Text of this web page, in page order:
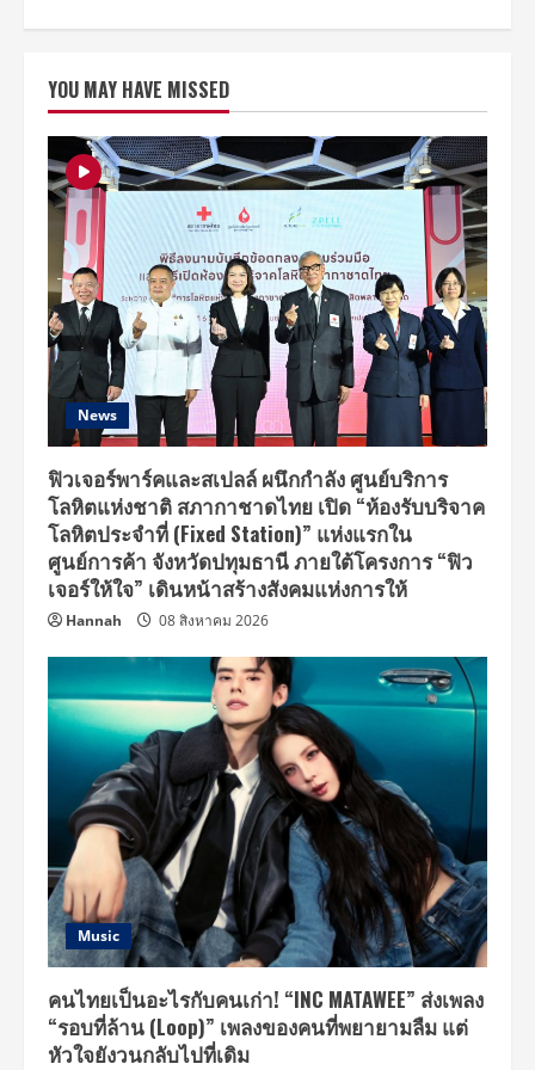
ชั่น
“ฟี
มอน
มอน
ส
เตอร์
ยอด
คุณ
หมอ”
สื่อ
การ
เรียน
รู้
สุขภาพ
ใน
เครือ
รพ.พญาไท–
เปาโล
คว้า
รางวัล
สุด
ยอด
Learning
เพื่อ
ปฐมวัย
และ
การ
ศึกษา
ขั้น
พื้น
YOU MAY HAVE MISSED
News
ฟิวเจอร์พาร์คและสเปลล์ ผนึกกำลัง ศูนย์บริการ
โลหิตแห่งชาติ สภากาชาดไทย เปิด “ห้องรับบริจาค
โลหิตประจำที่ (Fixed Station)” แห่งแรกใน
ศูนย์การค้า จังหวัดปทุมธานี ภายใต้โครงการ “ฟิว
เจอร์ให้ใจ” เดินหน้าสร้างสังคมแห่งการให้
Hannah 08 สิงหาคม 2026
Music
คนไทยเป็นอะไรกับคนเก่า! “INC MATAWEE” ส่งเพลง
“รอบที่ล้าน (Loop)” เพลงของคนที่พยายามลืม แต่
หัวใจยังวนกลับไปที่เดิม